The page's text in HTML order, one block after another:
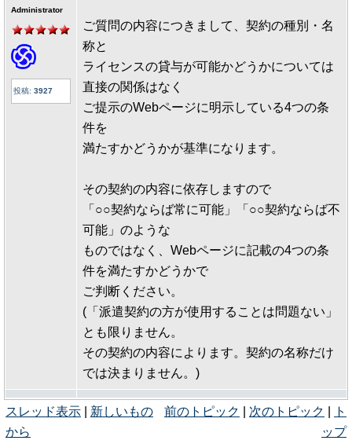
Administrator
投稿: 3927
ご質問の内容につきまして、契約の種別・名
称と
ライセンスの貸与が可能かどうかについては
直接の関係はなく
ご提示のWebページに明示している4つの条
件を
満たすかどうかが基準になります。
その契約の内容に依存しますので
「○○契約ならば常に可能」「○○契約ならば不
可能」のような
ものではなく、Webページに記載の4つの条
件を満たすかどうかで
ご判断ください。
(「派遣契約の方が使用することは問題ない」
とも限りません。
その契約の内容によります。契約の名称だけ
では決まりません。)
スレッド表示
新しいもの
から
前のトピック 次のトピック
ト
ップ